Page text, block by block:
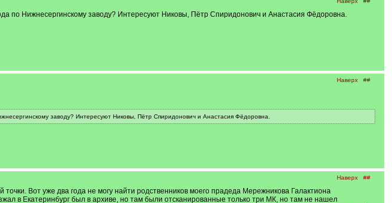
по Нижнесергинскому заводу? Интересуют Никовы, Пётр Спиридонович и Анастасия Фёдоровна.
Наверх ##
заводу? Интересуют Никовы, Пётр Спиридонович и Анастасия Фёдоровна.
Наверх ##
Вот уже два года не могу найти родственников моего прадеда Мережникова Галактиона
в Екатеринбург был в архиве, но там были отсканированные только три МК, но там не нашел